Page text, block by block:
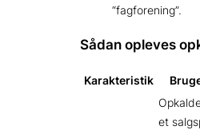
“fagforening”.
Sådan opleves
Karakteristik
et